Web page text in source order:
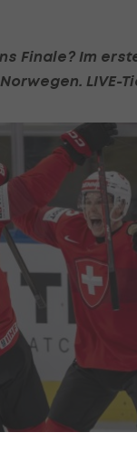
Finale? Im
LIVE-